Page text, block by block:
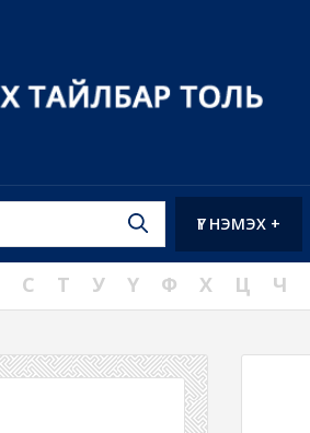
ҮГ НЭМЭХ +
С Т У Ү Ф Х Ц Ч